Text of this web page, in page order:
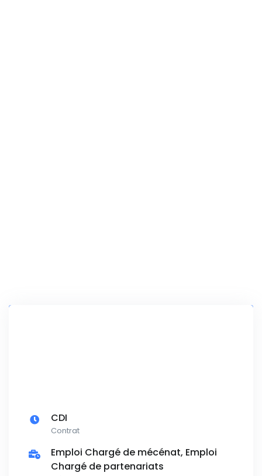
CDI
Contrat
Emploi Chargé de mécénat, Emploi
Chargé de partenariats